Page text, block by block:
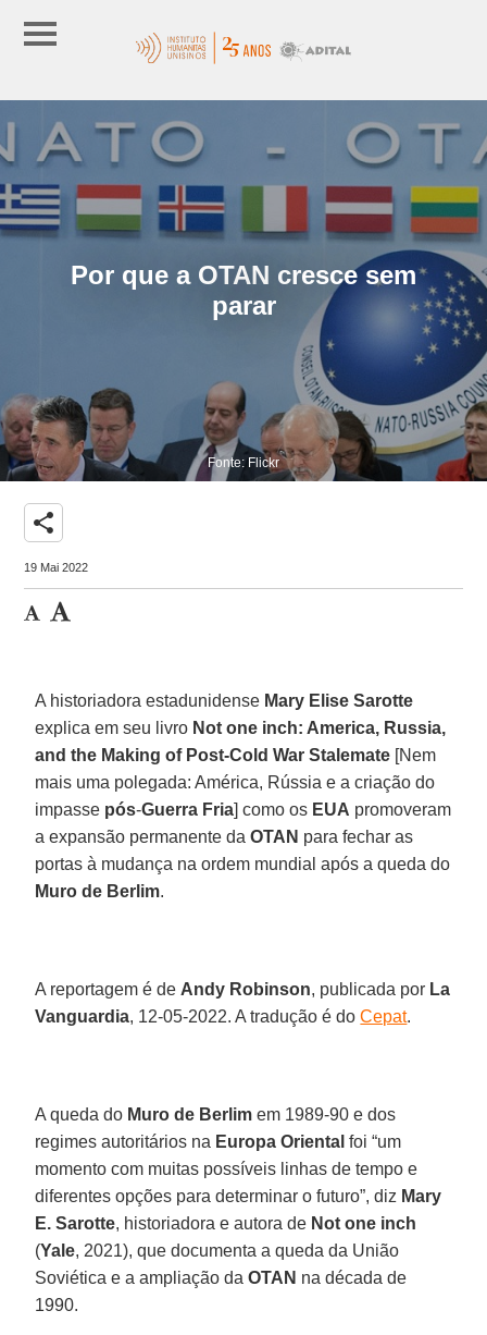
Por que a OTAN cresce sem
parar
Fonte: Flickr
share
19 Mai 2022
A historiadora estadunidense Mary Elise Sarotte
explica em seu livro Not one inch: America, Russia,
and the Making of Post-Cold War Stalemate [Nem
mais uma polegada: América, Rússia e a criação do
impasse pós-Guerra Fria] como os EUA promoveram
a expansão permanente daOTAN para fechar as
portas à mudança na ordem mundial após a queda do
Muro de Berlim.
A reportagem é de Andy Robinson, publicada por La
Vanguardia, 12-05-2022. A tradução é doCepat.
A queda do Muro de Berlim em 1989-90 e dos
regimes autoritários na Europa Oriental foi “um
momento com muitas possíveis linhas de tempo e
diferentes opções para determinar o futuro”, diz Mary
E. Sarotte, historiadora e autora de Not one inch
(Yale, 2021), que documenta a queda da União
Soviética e a ampliação daOTAN na década de
1990.